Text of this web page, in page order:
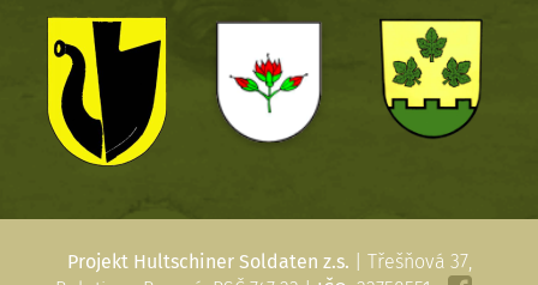
Projekt Hultschiner Soldaten z.s. | Třešňová 37,